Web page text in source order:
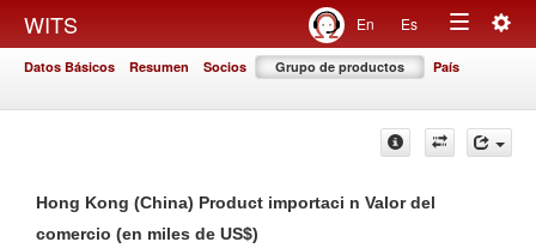
WITS En Es
Toggle
Datos Básicos Resumen Socios Grupo de productos País
Hong Kong (China) Product importaci n Valor del
comercio (en miles de US$)